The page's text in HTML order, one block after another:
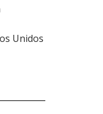
Unidos